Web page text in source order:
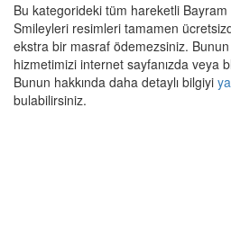
Bu kategorideki tüm hareketli
Smileyleri resimleri tamamen
ekstra bir masraf ödemezsiniz. Bunun
hizmetimizi internet sayfanızda veya
Bunun hakkında daha detaylı bilgiyi
bulabilirsiniz.